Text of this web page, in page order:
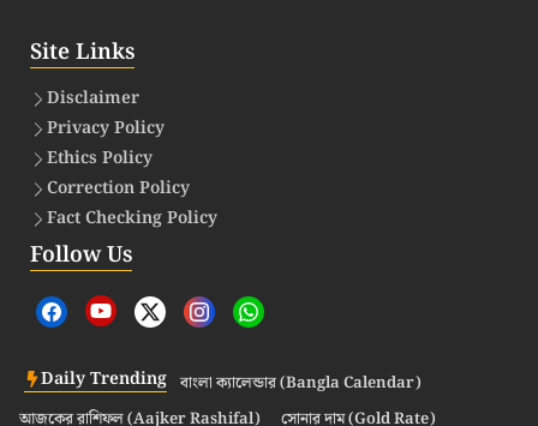
Site Links
Disclaimer
Privacy Policy
Ethics Policy
Correction Policy
Fact Checking Policy
Follow Us
Daily Trending বাংলা ক্যালেন্ডার (Bangla Calendar)
আজকের রাশিফল (Aajker Rashifal)
সোনার দাম (Gold Rate)